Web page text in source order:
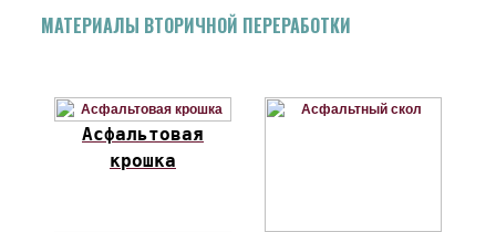
МАТЕРИАЛЫ ВТОРИЧНОЙ ПЕРЕРАБОТКИ
Асфальтовая
крошка